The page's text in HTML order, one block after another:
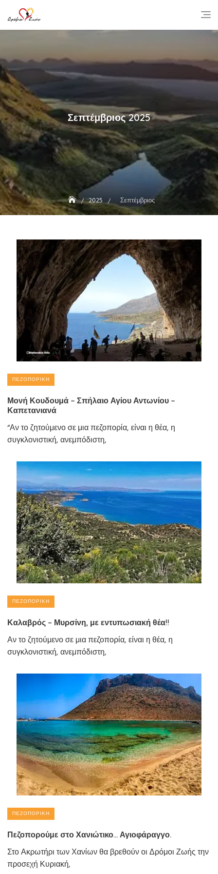
content
Σεπτέμβριος 2025
2025 Σεπτέμβριος
ΠΕΖΟΠΟΡΙΚΉ
Μονή Κουδουμά – Σπήλαιο Αγίου Αντωνίου –
Καπετανιανά
“Αν το ζητούμενο σε μια πεζοπορία, είναι η θέα, η
συγκλονιστική, ανεμπόδιστη,
ΠΕΖΟΠΟΡΙΚΉ
Καλαβρός – Μυρσίνη, με εντυπωσιακή θέα!!
Αν το ζητούμενο σε μια πεζοπορία, είναι η θέα, η
συγκλονιστική, ανεμπόδιστη,
ΠΕΖΟΠΟΡΙΚΉ
Πεζοπορούμε στο Χανιώτικο… Αγιοφάραγγο.
Στο Ακρωτήρι των Χανίων θα βρεθούν οι Δρόμοι Ζωής την
προσεχή Κυριακή,